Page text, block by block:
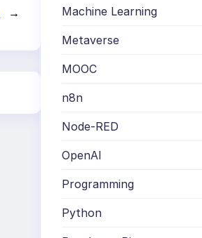
→ Machine Learning
Metaverse
MOOC
n8n
Node-RED
OpenAI
Programming
Python